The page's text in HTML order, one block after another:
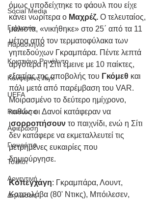
Social Media
Γερμανία
Παρασκήνιο
Κριστιάνο Ρονάλντο
Κόνφερενς Λιγκ
UEFA
Ρονάλντο
Αφιέρωση
Γιουρόπα
Τσέλσι
Αργεντινή
Δηλώσεις
όμως υποδείχτηκε το φάουλ που είχε
κάνει νωρίτερα ο Μαχρέζ. Ο τελευταίος,
μάλιστα, «νικήθηκε» στο 25΄ από τα 11
μέτρα από τον τερματοφύλακα των
γηπεδούχων Γκραμπάρα. Πέντε λεπτά
αργότερα η Σίτι έμεινε με 10 παίκτες,
εξαιτίας της αποβολής του Γκόμεθ και
πάλι μετά από παρέμβαση του VAR.
Μοιρασμένο το δεύτερο ημίχρονο,
καθώς οι Δανοί κατάφεραν να
ισορροπήσουν το παιχνίδι, ενώ η Σίτι
δεν κατάφερε να εκμεταλλευτεί τις
μετρημένες ευκαιρίες που
δημιούργησε.
Κοπεγχάγη: Γκραμπάρα, Λουντ,
Κοτσολάβα (80' Ντικς), Μπόιλεσεν,